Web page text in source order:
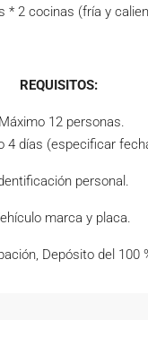
2 cocinas (fría y
REQUISITOS:
12 personas.
4 días (especificar
personal.
marca y placa.
Depósito del 100